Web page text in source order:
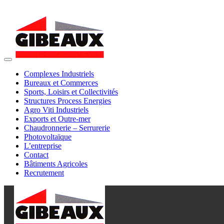
Toggle
navigationComplexes Industriels
Bureaux et Commerces
Sports, Loisirs et Collectivités
Structures Process Energies
Agro Viti Industriels
Exports et Outre-mer
Chaudronnerie – Serrurerie
Photovoltaïque
L’entreprise
Contact
Bâtiments Agricoles
Recrutement